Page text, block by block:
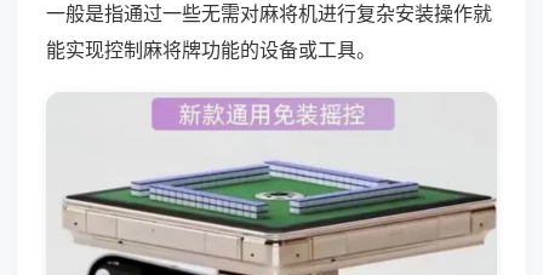
一般是指通过一些无需对麻将机进行复杂安装操作就
能实现控制麻将牌功能的设备或工具。